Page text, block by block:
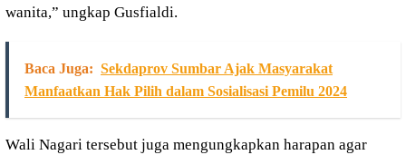
wanita,” ungkap Gusfialdi.
Baca Juga: Sekdaprov Sumbar Ajak Masyarakat
Manfaatkan Hak Pilih dalam Sosialisasi Pemilu 2024
Wali Nagari tersebut juga mengungkapkan harapan agar